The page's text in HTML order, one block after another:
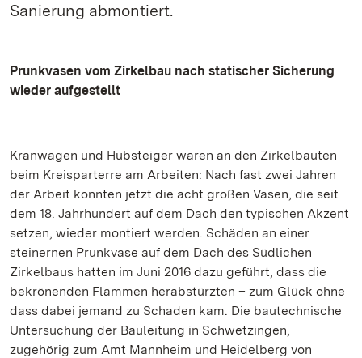
Sanierung abmontiert.
Prunkvasen vom Zirkelbau nach statischer Sicherung
wieder aufgestellt
Kranwagen und Hubsteiger waren an den Zirkelbauten
beim Kreisparterre am Arbeiten: Nach fast zwei Jahren
der Arbeit konnten jetzt die acht großen Vasen, die seit
dem 18. Jahrhundert auf dem Dach den typischen Akzent
setzen, wieder montiert werden. Schäden an einer
steinernen Prunkvase auf dem Dach des Südlichen
Zirkelbaus hatten im Juni 2016 dazu geführt, dass die
bekrönenden Flammen herabstürzten – zum Glück ohne
dass dabei jemand zu Schaden kam. Die bautechnische
Untersuchung der Bauleitung in Schwetzingen,
zugehörig zum Amt Mannheim und Heidelberg von